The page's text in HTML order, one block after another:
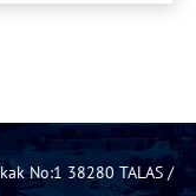
No:1 38280 TALAS /